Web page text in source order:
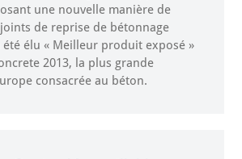
une nouvelle manière de
de reprise de bétonnage
élu « Meilleur produit exposé »
2013, la plus grande
consacrée au béton.